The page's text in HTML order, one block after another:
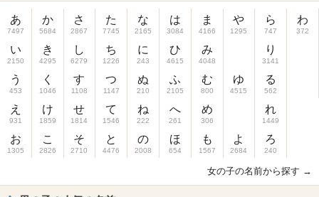
あ
7497
い
2150
う
453
え
931
お
1305
か
5684
き
4295
く
1046
け
1859
こ
2826
さ
2867
し
6279
す
1108
せ
1814
そ
2710
た
7745
ち
1226
つ
1147
て
1546
と
4476
な
2165
に
243
ぬ
210
ね
222
の
2008
は
3084
ひ
4615
ふ
2105
へ
261
ほ
654
ま
4166
み
4048
む
800
め
306
も
1567
や
1295
ゆ
4515
よ
2684
ら
747
り
3141
る
562
れ
1449
ろ
240
わ
372
女の子の名前から探す →